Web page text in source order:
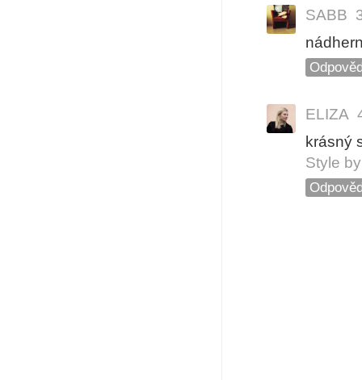
SABB
ELIZA
krásný
Style